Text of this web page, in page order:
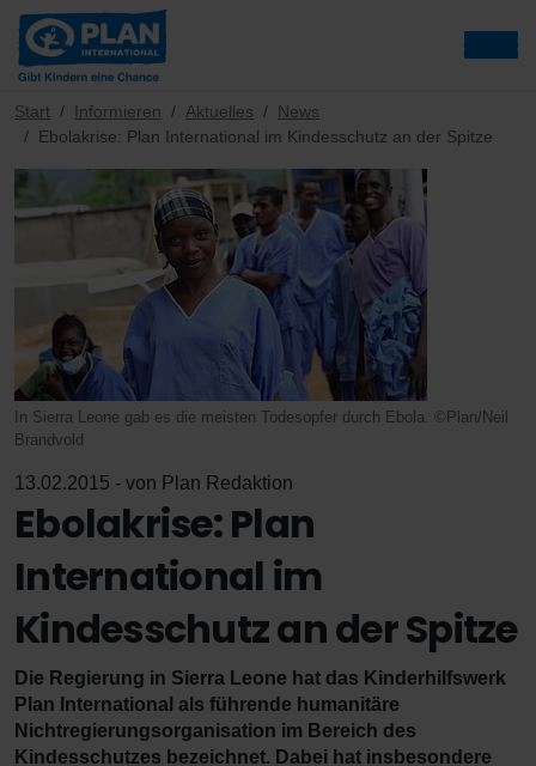
Start Informieren Aktuelles
News
Ebolakrise: Plan International im Kindesschutz an der Spitze
In Sierra Leone gab es die meisten Todesopfer durch Ebola. ©Plan/Neil
Brandvold
13.02.2015 - von Plan Redaktion
Ebolakrise: Plan
International im
Kindesschutz an der Spitze
Die Regierung in Sierra Leone hat das Kinderhilfswerk
Plan International als führende humanitäre
Nichtregierungsorganisation im Bereich des
Kindesschutzes bezeichnet. Dabei hat insbesondere